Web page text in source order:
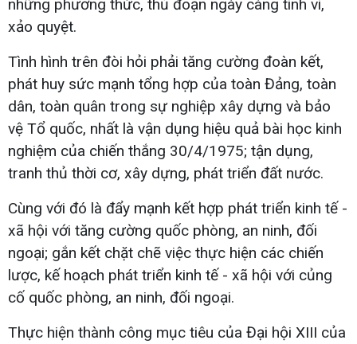
những phương thức, thủ đoạn ngày càng tinh vi,
xảo quyệt.
Tình hình trên đòi hỏi phải tăng cường đoàn kết,
phát huy sức mạnh tổng hợp của toàn Đảng, toàn
dân, toàn quân trong sự nghiệp xây dựng và bảo
vệ Tổ quốc, nhất là vận dụng hiệu quả bài học kinh
nghiệm của chiến thắng 30/4/1975; tận dụng,
tranh thủ thời cơ, xây dựng, phát triển đất nước.
Cùng với đó là đẩy mạnh kết hợp phát triển kinh tế -
xã hội với tăng cường quốc phòng, an ninh, đối
ngoại; gắn kết chặt chẽ việc thực hiện các chiến
lược, kế hoạch phát triển kinh tế - xã hội với củng
cố quốc phòng, an ninh, đối ngoại.
Thực hiện thành công mục tiêu của Đại hội XIII của